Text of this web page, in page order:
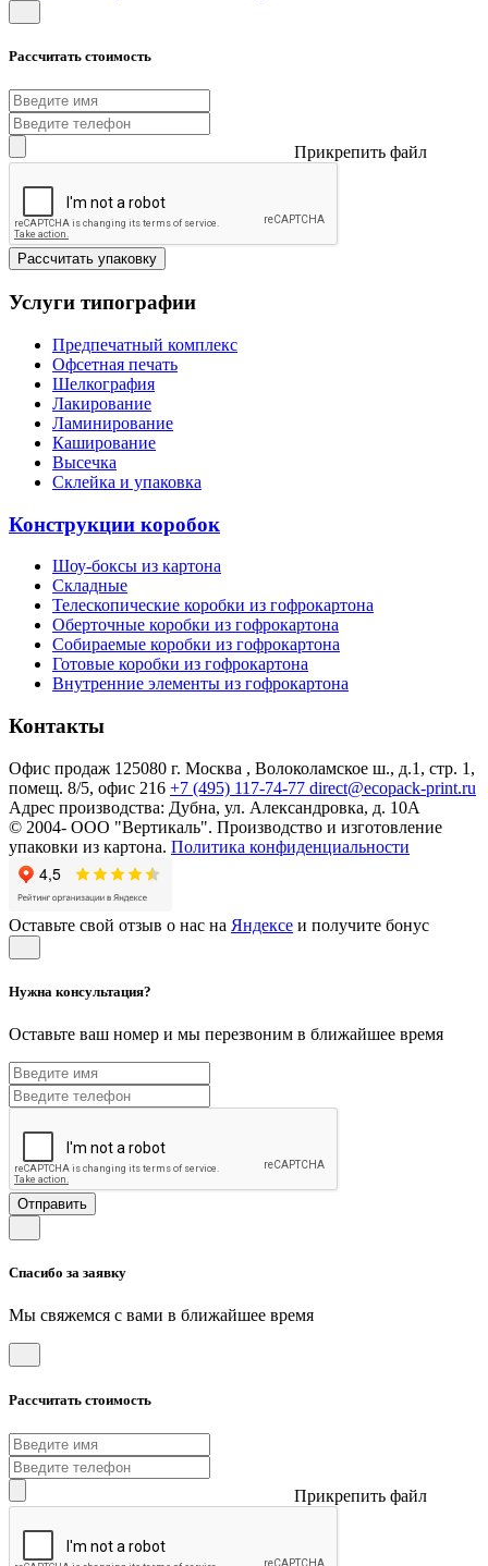
Рассчитать стоимость
Прикрепить файл
Рассчитать упаковку
Услуги типографии
Предпечатный комплекс
Офсетная печать
Шелкография
Лакирование
Ламинирование
Каширование
Высечка
Склейка и упаковка
Конструкции коробок
Шоу-боксы из картона
Складные
Телескопические коробки из гофрокартона
Оберточные коробки из гофрокартона
Собираемые коробки из гофрокартона
Готовые коробки из гофрокартона
Внутренние элементы из гофрокартона
Контакты
Офис продаж 125080 г. Москва , Волоколамское ш., д.1, стр. 1,
помещ. 8/5, офис 216 +7 (495) 117-74-77 direct@ecopack-print.ru
Адрес производства: Дубна, ул. Александровка, д. 10А
© 2004- ООО "Вертикаль". Производство и изготовление
упаковки из картона. Политика конфиденциальности
Оставьте свой отзыв о нас на Яндексе и получите бонус
Нужна консультация?
Оставьте ваш номер и мы перезвоним в ближайшее время
Отправить
Спасибо за заявку
Мы свяжемся с вами в ближайшее время
Рассчитать стоимость
Прикрепить файл